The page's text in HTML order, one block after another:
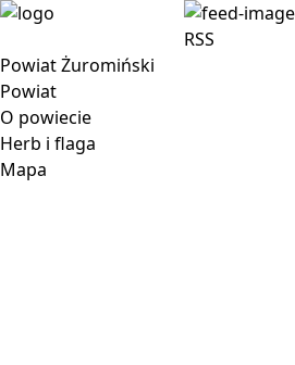
RSS
Powiat Żuromiński
Powiat
O powiecie
Herb i flaga
Mapa